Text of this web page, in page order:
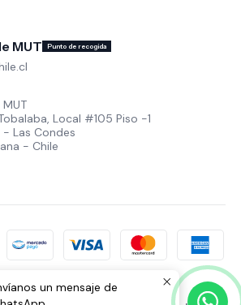
MUT Punto de recogida
Local #105 Piso -1
- Las Condes
- Chile
un mensaje de